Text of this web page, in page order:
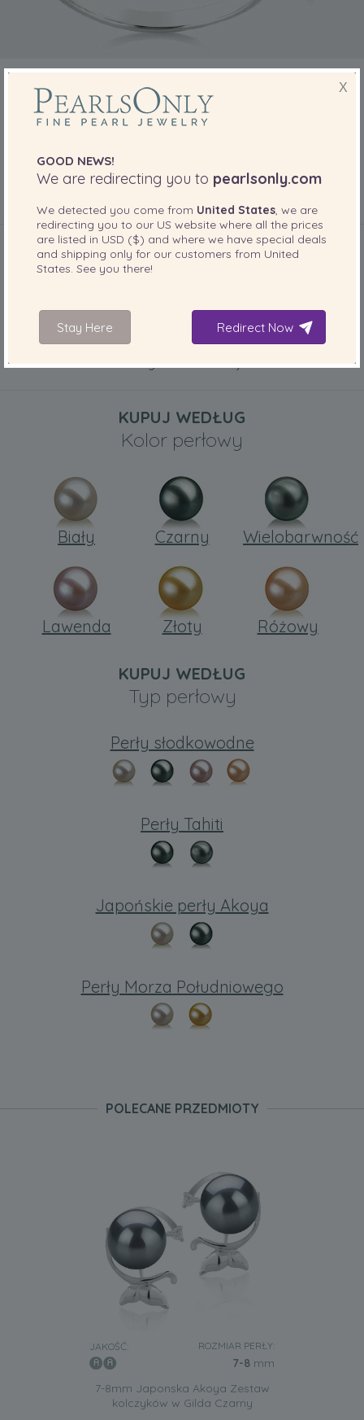
Luz
Wyprzedaż RedTag
KUPUJ WEDŁUG
Kolor perłowy
Biały Czarny Wielobarwność
Lawenda Złoty Różowy
KUPUJ WEDŁUG
Typ perłowy
Perły słodkowodne
Perły Tahiti
Japońskie perły Akoya
Perły Morza Południowego
POLECANE PRZEDMIOTY
JAKOŚĆ: ROZMIAR PERŁY:
7-8 mm
7-8mm Japonska Akoya Zestaw
kolczyków w Gilda Czarny
X
GOOD NEWS!
We are redirecting you to pearlsonly.com
We detected you come from United States, we are
redirecting you to our US website where all the prices
are listed in USD ($) and where we have special deals
and shipping only for our customers from United
States. See you there!
Stay Here Redirect Now